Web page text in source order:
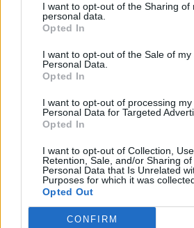
I want to opt-out of the Sharing of
personal data.
Opted In
I want to opt-out of the Sale of my
Personal Data.
Opted In
I want to opt-out of processing my
Personal Data for Targeted
Opted In
I want to opt-out of Collection, Use,
Retention, Sale, and/or Sharing of
Personal Data that Is Unrelated
Purposes for which it was
Opted Out
CONFIRM
2026. augusztus 06., csütörtök
Tematikus medvepark
Szovátán